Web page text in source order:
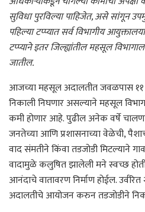
सुविधा पुरविल्या पाहिजेत, असे सांगून
पहिल्या टप्प्यात सर्व विभागीय
टप्प्याने इतर जिल्ह्यांतील महसूल
जातील.
आजच्या महसूल अदालतीत जवळपास ११
निकाली निघणार असल्याने महसूल
कमी होणार आहे. पुढील अनेक वर्षे
जनतेच्या आणि प्रशासनाच्या वेळेची,
वाद संमतीने किंवा तडजोडी मिटल्याने
वादामुळे कलुषित झालेली मने स्वच्छ
आनंदाचे वातावरण निर्माण होईल.
अदालतीचे आयोजन करुन तडजोडीने